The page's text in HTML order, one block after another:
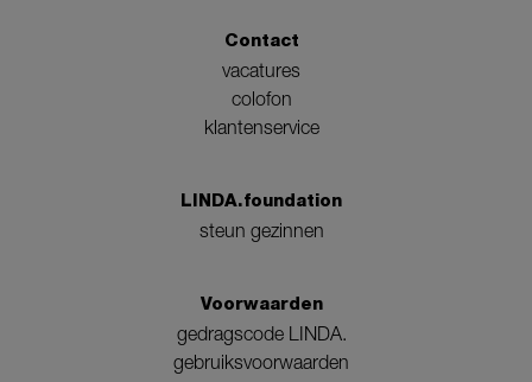
Contact
vacatures
colofon
klantenservice
LINDA.foundation
steun gezinnen
Voorwaarden
gedragscode LINDA.
gebruiksvoorwaarden